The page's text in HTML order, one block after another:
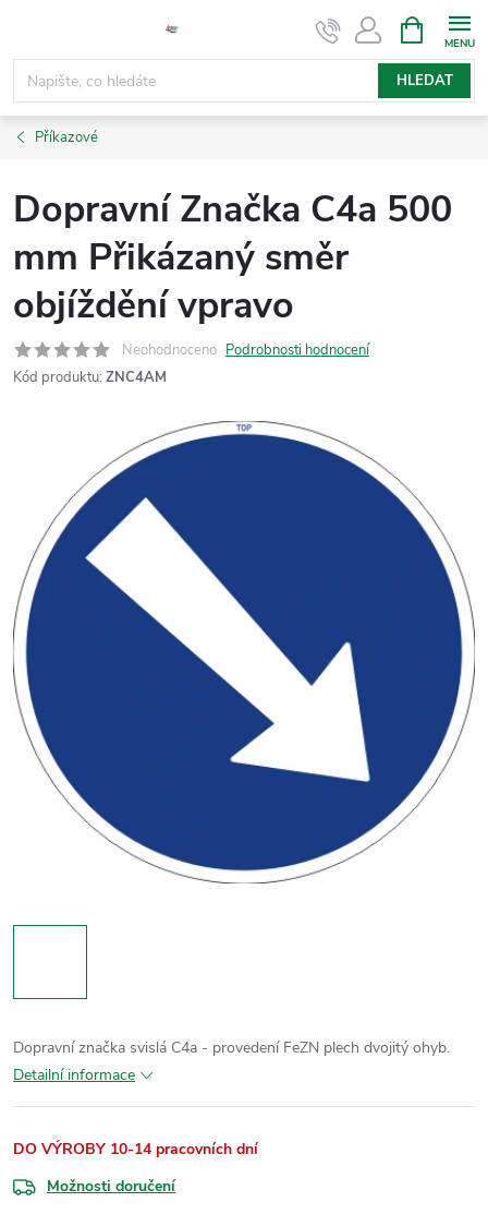
obsah
HLEDAT
NÁKUPNÍ
KOŠÍK
Příkazové
Dopravní Značka C4a 500
mm Přikázaný směr
objíždění vpravo
Neohodnoceno Podrobnosti hodnocení
Kód produktu: ZNC4AM
Dopravní značka svislá C4a - provedení FeZN plech dvojitý ohyb.
Detailní informace
DO VÝROBY 10-14 pracovních dní
Možnosti doručení